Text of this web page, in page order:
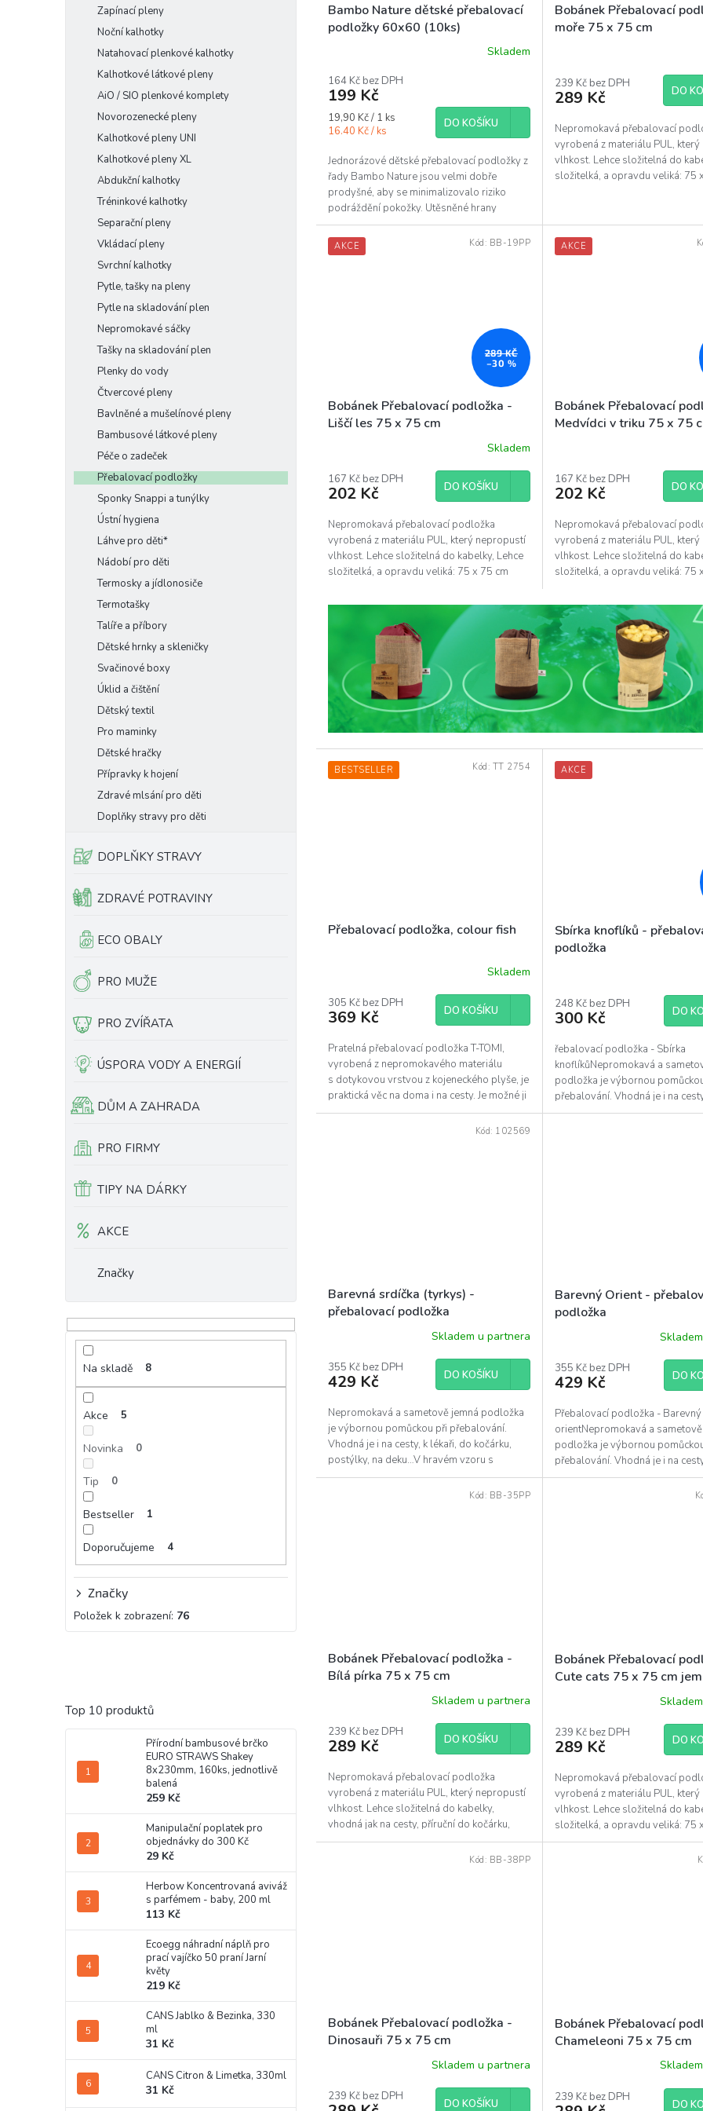
Zapínací pleny
Noční kalhotky
Natahovací plenkové kalhotky
Kalhotkové látkové pleny
AiO / SIO plenkové komplety
Novorozenecké pleny
Kalhotkové pleny UNI
Kalhotkové pleny XL
Abdukční kalhotky
Tréninkové kalhotky
Separační pleny
Vkládací pleny
Svrchní kalhotky
Pytle, tašky na pleny
Pytle na skladování plen
Nepromokavé sáčky
Tašky na skladování plen
Plenky do vody
Čtvercové pleny
Bavlněné a mušelínové pleny
Bambusové látkové pleny
Péče o zadeček
Přebalovací podložky
Sponky Snappi a tunýlky
Ústní hygiena
Láhve pro děti*
Nádobí pro děti
Termosky a jídlonosiče
Termotašky
Talíře a příbory
Dětské hrnky a skleničky
Svačinové boxy
Úklid a čištění
Dětský textil
Pro maminky
Dětské hračky
Přípravky k hojení
Zdravé mlsání pro děti
Doplňky stravy pro děti
DOPLŇKY STRAVY
ZDRAVÉ POTRAVINY
ECO OBALY
PRO MUŽE
PRO ZVÍŘATA
ÚSPORA VODY A ENERGIÍ
DŮM A ZAHRADA
PRO FIRMY
TIPY NA DÁRKY
AKCE
Značky
Na skladě 8
Akce 5
Novinka 0
Tip 0
Bestseller 1
Doporučujeme 4
Značky
Položek k zobrazení: 76
Top 10 produktů
Přírodní bambusové brčko
EURO STRAWS Shakey
8x230mm, 160ks, jednotlivě
balená
259 Kč
Manipulační poplatek pro
objednávky do 300 Kč
29 Kč
Herbow Koncentrovaná aviváž
s parfémem - baby, 200 ml
113 Kč
Ecoegg náhradní náplň pro
prací vajíčko 50 praní Jarní
květy
219 Kč
CANS Jablko & Bezinka, 330
ml
31 Kč
CANS Citron & Limetka, 330ml
31 Kč
k
t
Bambo Nature dětské přebalovací
podložky 60x60 (10ks)
Skladem
164 Kč bez DPH
199 Kč
Měrná
cena:
19,90 Kč / 1 ks
16.40 Kč / ks
DO KOŠÍKU
Jednorázové dětské přebalovací podložky z
řady Bambo Nature jsou velmi dobře
prodyšné, aby se minimalizovalo riziko
podráždění pokožky. Utěsněné hrany
pak zaručují optimální...
Bobánek Přebalovací
moře 75 x 75 cm
239 Kč bez DPH
289 Kč DO
Nepromokavá přebalovací
vyrobená z materiálu PUL,
vlhkost. Lehce složitelná do
složitelká, a opravdu veliká: 75
AKCE
289 KČ
–30 %
Bobánek Přebalovací podložka -
Liščí les 75 x 75 cm
Skladem
167 Kč bez DPH
202 Kč DO KOŠÍKU
Nepromokavá přebalovací podložka
vyrobená z materiálu PUL, který nepropustí
vlhkost. Lehce složitelná do kabelky, Lehce
složitelká, a opravdu veliká: 75 x 75 cm
Kód: BB-19PP AKCE
Bobánek Přebalovací
Medvídci v triku 75 x 75
167 Kč bez DPH
202 Kč DO
Nepromokavá přebalovací
vyrobená z materiálu PUL,
vlhkost. Lehce složitelná do
složitelká, a opravdu veliká: 75
BESTSELLER
Přebalovací podložka, colour fish
produktu
je
z
5
hvězdiček.
Skladem
305 Kč bez DPH
369 Kč DO KOŠÍKU
Pratelná přebalovací podložka T-TOMI,
vyrobená z nepromokavého materiálu
s dotykovou vrstvou z kojeneckého plyše, je
praktická věc na doma i na cesty. Je možné ji
využít na...
Kód: TT 2754 AKCE
Sbírka knoflíků -
podložka
248 Kč bez DPH
300 Kč DO
řebalovací podložka - Sbírka
knoflíkůNepromokavá a
podložka je výbornou
přebalování. Vhodná je i na
kočárku, postýlky, na deku…V...
Barevná srdíčka (tyrkys) -
přebalovací podložka
produktu
je
z
5
hvězdiček.
Skladem u partnera
355 Kč bez DPH
429 Kč DO KOŠÍKU
Nepromokavá a sametově jemná podložka
je výbornou pomůckou při přebalování.
Vhodná je i na cesty, k lékaři, do kočárku,
postýlky, na deku…V hravém vzoru s
barevnými srdíčky bude...
Kód: 102569
Barevný Orient -
podložka
355 Kč bez DPH
429 Kč DO
Přebalovací podložka - Barevný
orientNepromokavá a
podložka je výbornou
přebalování. Vhodná je i na
kočárku, postýlky, na deku…V...
Bobánek Přebalovací podložka -
Bílá pírka 75 x 75 cm
Skladem u partnera
239 Kč bez DPH
289 Kč DO KOŠÍKU
Nepromokavá přebalovací podložka
vyrobená z materiálu PUL, který nepropustí
vlhkost. Lehce složitelná do kabelky,
vhodná jak na cesty, příruční do kočárku,
jako ochrana matrace...
Kód: BB-35PP
Bobánek Přebalovací
Cute cats 75 x 75 cm
239 Kč bez DPH
289 Kč DO
Nepromokavá přebalovací
vyrobená z materiálu PUL,
vlhkost. Lehce složitelná do
složitelká, a opravdu veliká: 75
Bobánek Přebalovací podložka -
Dinosauři 75 x 75 cm
Skladem u partnera
239 Kč bez DPH
DO KOŠÍKU
Kód: BB-38PP
Bobánek Přebalovací
Chameleoni 75 x 75 cm
239 Kč bez DPH
DO